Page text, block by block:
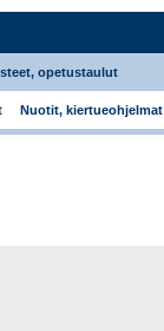
opetustaulut
Nuotit, kiertueohjelmat